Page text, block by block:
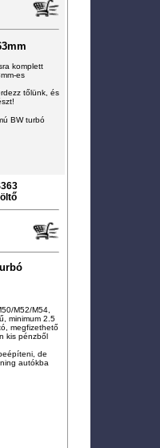
komplett
es
tőlünk, és
BW turbó
M52/M54,
minimum 2.5
megfizethető
kis pénzből
de
autókba